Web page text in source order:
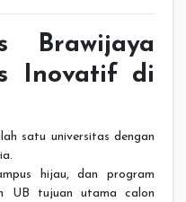
Brawijaya
Inovatif di
satu universitas dengan
hijau, dan program
UB tujuan utama calon